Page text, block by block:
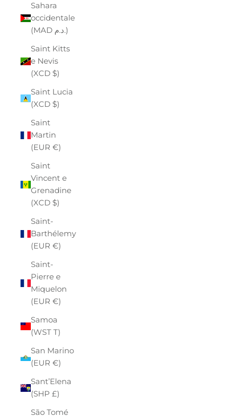
Sahara
occidentale
(MAD د.م.)
Saint Kitts
e Nevis
(XCD $)
Saint Lucia
(XCD $)
Saint
Martin
(EUR €)
Saint
Vincent e
Grenadine
(XCD $)
Saint-
Barthélemy
(EUR €)
Saint-
Pierre e
Miquelon
(EUR €)
Samoa
(WST T)
San Marino
(EUR €)
Sant’Elena
(SHP £)
São Tomé